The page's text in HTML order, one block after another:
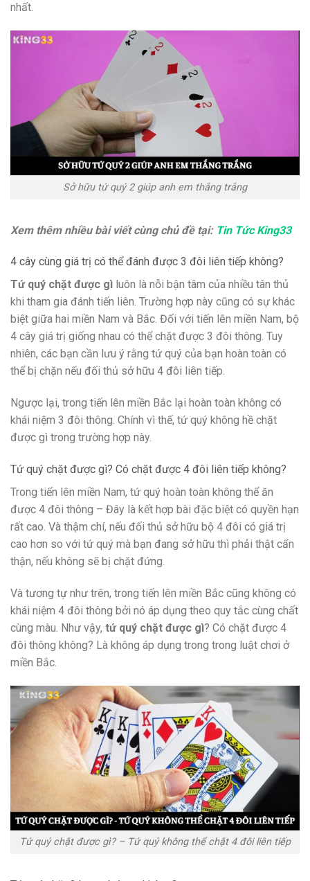
nhất.
Sở hữu tứ quý 2 giúp anh em thắng trắng
Xem thêm nhiều bài viết cùng chủ đề tại: Tin Tức King33
4 cây cùng giá trị có thể đánh được 3 đôi liên tiếp không?
Tứ quý chặt được gì luôn là nỗi bận tâm của nhiều tân thủ
khi tham gia đánh tiến liên. Trường hợp này cũng có sự khác
biệt giữa hai miền Nam và Bắc. Đối với tiến lên miền Nam, bộ
4 cây giá trị giống nhau có thể chặt được 3 đôi thông. Tuy
nhiên, các bạn cần lưu ý rằng tứ quý của bạn hoàn toàn có
thể bị chặn nếu đối thủ sở hữu 4 đôi liên tiếp.
Ngược lại, trong tiến lên miền Bắc lại hoàn toàn không có
khái niệm 3 đôi thông. Chính vì thế, tứ quý không hề chặt
được gì trong trường hợp này.
Tứ quý chặt được gì? Có chặt được 4 đôi liên tiếp không?
Trong tiến lên miền Nam, tứ quý hoàn toàn không thể ăn
được 4 đôi thông – Đây là kết hợp bài đặc biệt có quyền hạn
rất cao. Và thậm chí, nếu đối thủ sở hữu bộ 4 đôi có giá trị
cao hơn so với tứ quý mà bạn đang sở hữu thì phải thật cẩn
thận, nếu không sẽ bị chặt đứng.
Và tương tự như trên, trong tiến lên miền Bắc cũng không có
khái niệm 4 đôi thông bởi nó áp dụng theo quy tắc cùng chất
cùng màu. Như vậy, tứ quý chặt được gì? Có chặt được 4
đôi thông không? Là không áp dụng trong trong luật chơi ở
miền Bắc.
Tứ quý chặt được gì? – Tứ quý không thể chặt 4 đôi liên tiếp